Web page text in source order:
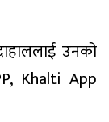
उनको
Khalti App